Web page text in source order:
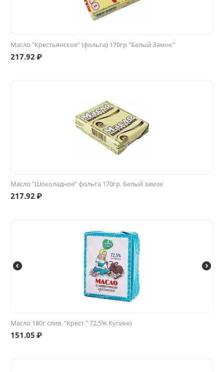
Масло "Крестьянское" (фольга) 170гр "Белый Замок"
217.92 ₽
Масло "Шоколадное" фольга 170гр. Белый замок
217.92 ₽
Масло 180г слив. "Крест." 72,5% Купино
151.05 ₽